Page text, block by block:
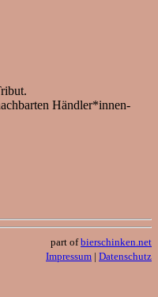
Händler*innen-
part ofbierschinken.net
Impressum | Datenschutz